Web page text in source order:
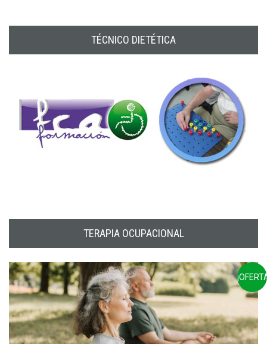
TÉCNICO DIETÉTICA
TERAPIA OCUPACIONAL